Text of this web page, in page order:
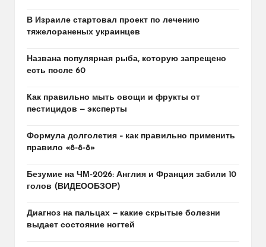
В Израиле стартовал проект по лечению
тяжелораненых украинцев
Названа популярная рыба, которую запрещено
есть после 60
Как правильно мыть овощи и фрукты от
пестицидов — эксперты
Формула долголетия – как правильно применить
правило «8-8-8»
Безумие на ЧМ-2026: Англия и Франция забили 10
голов (ВИДЕООБЗОР)
Диагноз на пальцах — какие скрытые болезни
выдает состояние ногтей